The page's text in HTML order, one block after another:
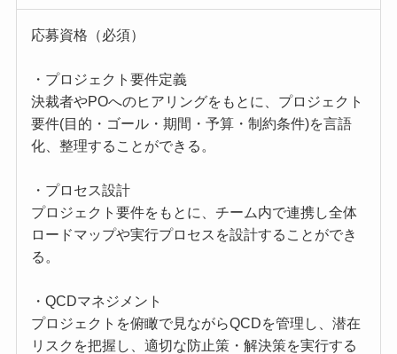
応募資格（必須）
・プロジェクト要件定義
決裁者やPOへのヒアリングをもとに、プロジェクト
要件(目的・ゴール・期間・予算・制約条件)を言語
化、整理することができる。
・プロセス設計
プロジェクト要件をもとに、チーム内で連携し全体
ロードマップや実行プロセスを設計することができ
る。
・QCDマネジメント
プロジェクトを俯瞰で見ながらQCDを管理し、潜在
リスクを把握し、適切な防止策・解決策を実行する